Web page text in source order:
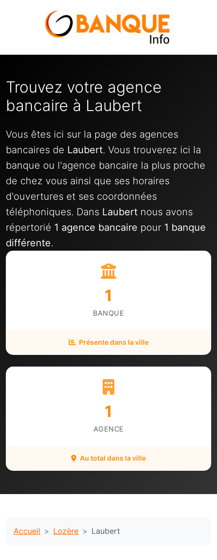
Trouvez votre agence
bancaire à Laubert
Vous êtes ici sur la page des agences
bancaires de Laubert. Vous trouverez ici la
banque ou l'agence bancaire la plus proche
de chez vous ainsi que ses horaires
d'ouvertures et ses coordonnées
téléphoniques. Dans Laubert nous avons
répertorié 1 agence bancaire pour 1 banque
différente.
1
BANQUE
Présente dans la ville
1
AGENCE
Au total dans la ville
Accueil Lozère Laubert